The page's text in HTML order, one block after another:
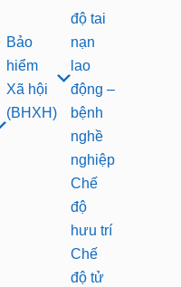
Bảo
hiểm
Xã hội
(BHXH)
độ tai
nạn
lao
động –
bệnh
nghề
nghiệp
Chế
độ
hưu trí
Chế
độ tử